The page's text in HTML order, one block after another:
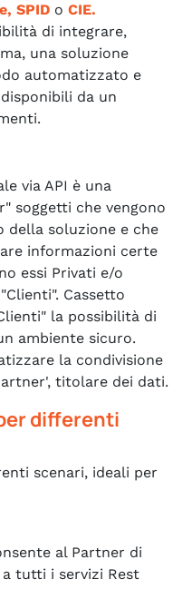
SPID o CIE.
di integrare,
una soluzione
automatizzato e
da un
via API è una
soggetti che vengono
soluzione e che
informazioni certe
essi Privati e/o
Cassetto
la possibilità di
ambiente sicuro.
la condivisione
titolare dei dati.
differenti
scenari, ideali per
al Partner di
tutti i servizi Rest